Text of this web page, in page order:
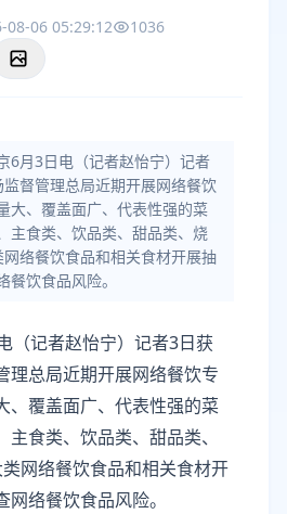
08-06 05:29:12
1036
6月3日电（记者赵怡宁）记者
督管理总局近期开展网络餐饮
大、覆盖面广、代表性强的菜
主食类、饮品类、甜品类、烧
络餐饮食品和相关食材开展抽
饮食品风险。
（记者赵怡宁）记者3日获
理总局近期开展网络餐饮专
、覆盖面广、代表性强的菜
食类、饮品类、甜品类、
网络餐饮食品和相关食材开
络餐饮食品风险。